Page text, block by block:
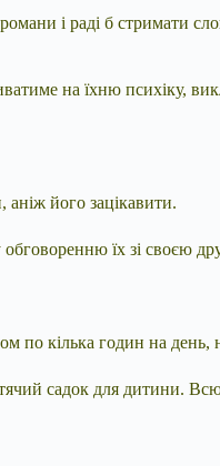
і раді б стримати
на їхню психіку,
його зацікавити.
їх зі своєю
по кілька годин на день,
садок для дитини.